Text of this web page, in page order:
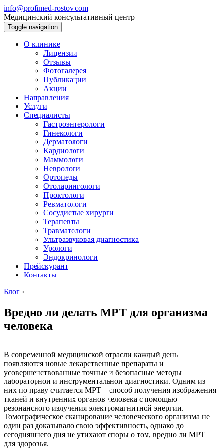
info@profimed-rostov.com
Медицинский консультативный центр
Toggle navigation
О клинике
Лицензии
Отзывы
Фотогалерея
Публикации
Акции
Направления
Услуги
Специалисты
Гастроэнтерологи
Гинекологи
Дерматологи
Кардиологи
Маммологи
Неврологи
Ортопеды
Отоларингологи
Проктологи
Ревматологи
Сосудистые хирурги
Терапевты
Травматологи
Ультразвуковая диагностика
Урологи
Эндокринологи
Прейскурант
Контакты
Блог ›
Вредно ли делать МРТ для организма
человека
В современной медицинской отрасли каждый день
появляются новые лекарственные препараты и
усовершенствованные точные и безопасные методы
лабораторной и инструментальной диагностики. Одним из
них по праву считается МРТ – способ получения изображения
тканей и внутренних органов человека с помощью
резонансного излучения электромагнитной энергии.
Томографическое сканирование человеческого организма не
один раз доказывало свою эффективность, однако до
сегодняшнего дня не утихают споры о том, вредно ли МРТ
для здоровья.